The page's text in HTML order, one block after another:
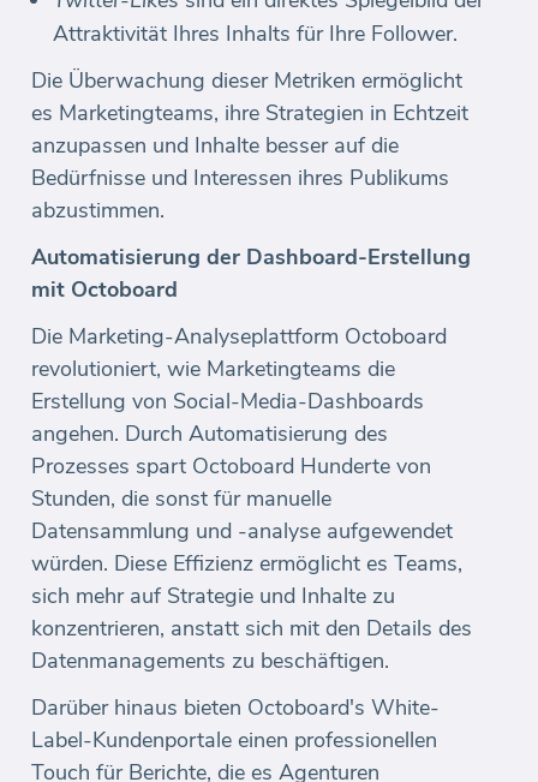
Attraktivität Ihres Inhalts für Ihre Follower.
Die Überwachung dieser Metriken ermöglicht
es Marketingteams, ihre Strategien in Echtzeit
anzupassen und Inhalte besser auf die
Bedürfnisse und Interessen ihres Publikums
abzustimmen.
Automatisierung der Dashboard-Erstellung
mit Octoboard
Die Marketing-Analyseplattform Octoboard
revolutioniert, wie Marketingteams die
Erstellung von Social-Media-Dashboards
angehen. Durch Automatisierung des
Prozesses spart Octoboard Hunderte von
Stunden, die sonst für manuelle
Datensammlung und -analyse aufgewendet
würden. Diese Effizienz ermöglicht es Teams,
sich mehr auf Strategie und Inhalte zu
konzentrieren, anstatt sich mit den Details des
Datenmanagements zu beschäftigen.
Darüber hinaus bieten Octoboard's White-
Label-Kundenportale einen professionellen
Touch für Berichte, die es Agenturen